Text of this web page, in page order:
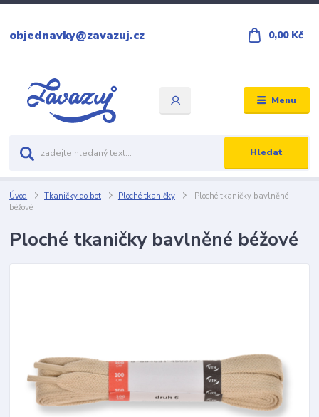
Menu
Hledat
objednavky@zavazuj.cz 0,00 Kč
Úvod Tkaničky do bot Ploché tkaničky
Ploché tkaničky bavlněné
béžové
Ploché tkaničky bavlněné béžové